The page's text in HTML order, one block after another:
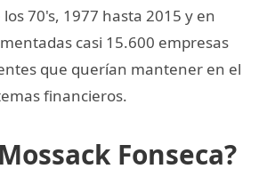
70's, 1977 hasta 2015 y en
casi 15.600 empresas
que querían mantener en el
financieros.
Fonseca?